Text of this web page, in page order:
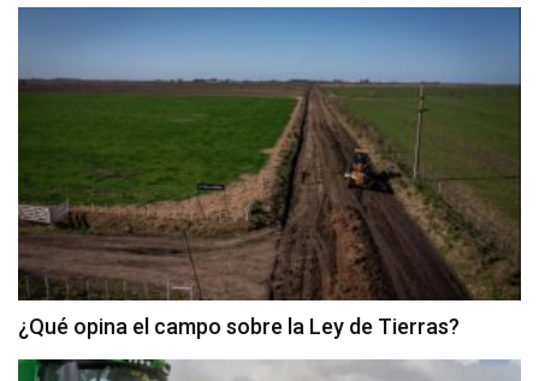
¿Qué opina el campo sobre la Ley de Tierras?